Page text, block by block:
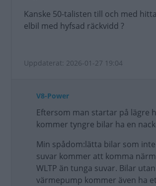
Kanske 50-talisten till och med
elbil med hyfsad räckvidd ?
Uppdaterat: 2026-01-27 19:04
V8-Power
Eftersom man startar på lägre
kommer tyngre bilar ha en
Min spådom:lätta bilar som
suvar kommer att komma
WLTP än tunga suvar. Bilar utan
värmepump kommer även ha